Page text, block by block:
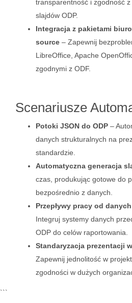
transparentność i zgodność
slajdów ODP.
Integracja z pakietami
source – Zapewnij
LibreOffice, Apache
zgodnymi z ODF.
Scenariusze
Potoki JSON do ODP –
danych strukturalnych na
standardzie.
Automatyczna generacja
czas, produkując gotowe do
bezpośrednio z danych.
Przepływy pracy od
Integruj systemy danych
ODP do celów raportowania.
Standaryzacja prezentacji
Zapewnij jednolitość w
zgodności w dużych
```